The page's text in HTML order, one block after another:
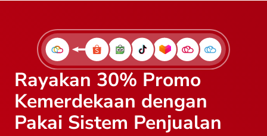
Rayakan 30% Promo
Kemerdekaan dengan
Pakai Sistem Penjualan